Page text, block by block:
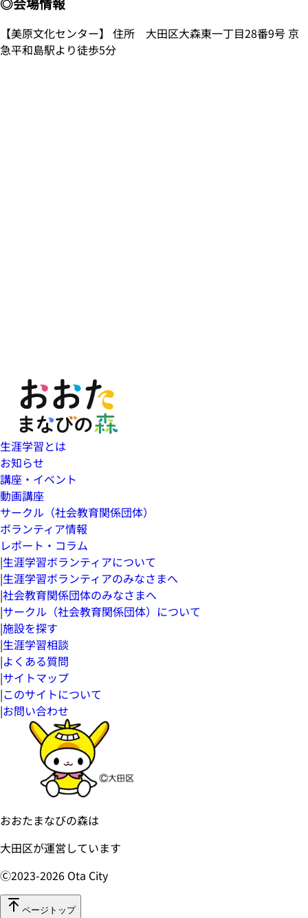
【美原文化センター】 住所 大田区大森東一丁目28番9号 京
急平和島駅より徒歩5分
生涯学習とは
お知らせ
講座・イベント
動画講座
サークル（社会教育関係団体）
ボランティア情報
レポート・コラム
|生涯学習ボランティアについて
|生涯学習ボランティアのみなさまへ
|社会教育関係団体のみなさまへ
|サークル（社会教育関係団体）について
|施設を探す
|生涯学習相談
|よくある質問
|サイトマップ
|このサイトについて
|お問い合わせ
おおたまなびの森は
大田区が運営しています
Ⓒ2023-2026 Ota City
ページトップ